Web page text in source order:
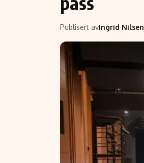
Fritid
Hav og sjømat
Verden
Publisert avIngrid Nilsen